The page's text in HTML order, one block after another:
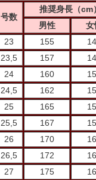
号数
推奨身長（cm
男性
女
23
155
23,5
157
24
160
24,5
162
25
165
25,5
167
26
170
26,5
172
27
175